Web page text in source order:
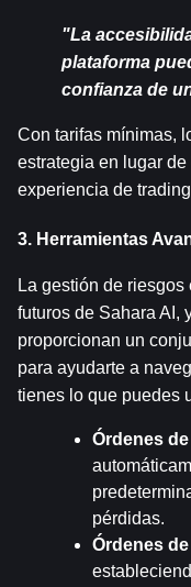
"La
plataforma
confianza de
Con tarifas mínimas,
estrategia en lugar
experiencia de
3. Herramientas
La gestión de
futuros de Sahara AI,
proporcionan un
para ayudarte a
tienes lo que puedes
Órdenes
pérdidas.
Órdenes